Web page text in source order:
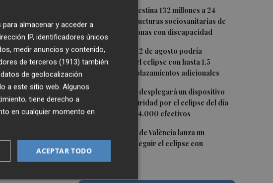
La Generalitat destina 132 millones a 24
nuevas infraestructuras sociosanitarias de
mayores y personas con discapacidad
3La movilidad el 12 de agosto podría
duplicarse por el eclipse con hasta 1,5
millones de desplazamientos adicionales
4La Guardia Civil desplegará un dispositivo
especial de seguridad por el eclipse del día
12, con más de 24.000 efectivos
El Ayuntamiento de València lanza un
decálogo para seguir el eclipse con
seguridad
que
al
intención de
del
con el resto
almacenar y acceder a
IP, identificadores únicos
medir anuncios y contenido,
de terceros (1913) también
de geolocalización
a este sitio web. Algunos
tiene derecho a
en cualquier momento en
ACEPTAR TODO